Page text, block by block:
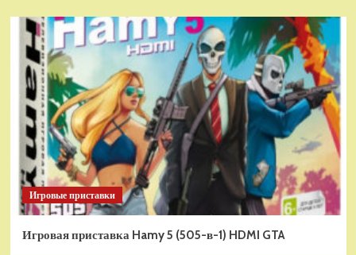
Игровые приставки
Игровая приставка Hamy 5 (505-в-1) HDMI GTA